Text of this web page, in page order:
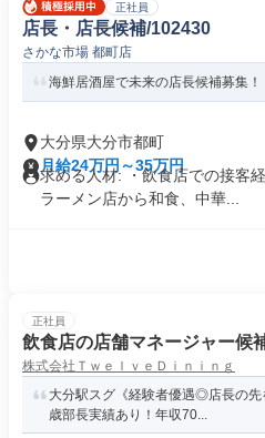
正社員
店長・店長候補/102430
さかな市場 都町店
海鮮居酒屋で未来の店長候補募集
大分県大分市都町
月給24万円～35万円
求める人材: ・飲食店での接客
ラーメン店から和食、中華...
正社員
飲食店の店舗マネージャー候
株式会社ＴｗｅｌｖｅＤｉｎｉｎｇ
大分駅スグ《経験者優遇◎店長の
歳部長実績あり！年収70...